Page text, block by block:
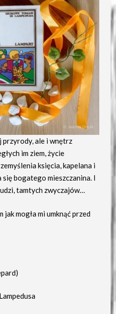
przyrody, ale i wnętrz
im ziem, życie
księcia, kapelana i
bogatego mieszczanina. I
tamtych zwyczajów…
jak mogła mi umknąć przed